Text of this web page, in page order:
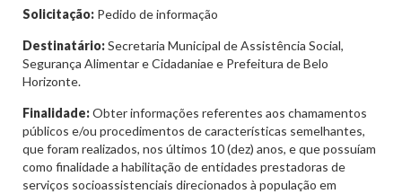
Solicitação: Pedido de informação
Destinatário:Secretaria Municipal de Assistência Social,
Segurança Alimentar e Cidadaniae e Prefeitura de Belo
Horizonte.
Finalidade:Obter informações referentes aos chamamentos
públicos e/ou procedimentos de características semelhantes,
que foram realizados, nos últimos 10 (dez) anos, e que possuíam
como finalidade a habilitação de entidades prestadoras de
serviços socioassistenciais direcionados à população em